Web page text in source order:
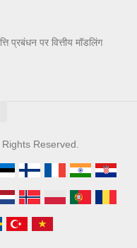
प्रबंधन पर वित्तीय मॉडलिंग
Reserved.